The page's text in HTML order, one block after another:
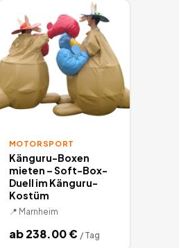
MOTORSPORT
Känguru-Boxen
mieten – Soft-Box-
Duell im Känguru-
Kostüm
📍 Marnheim
ab238.00€ / Tag